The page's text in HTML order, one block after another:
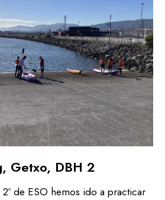
Getxo, DBH 2
de ESO hemos ido a practicar